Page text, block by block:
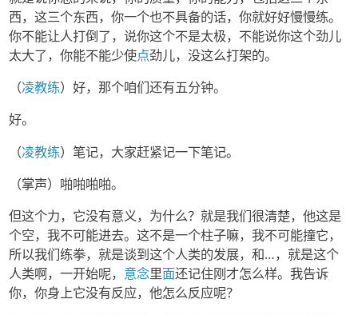
西，这三个东西，你一个也不具备的话，你就好好慢慢练。
你不能让人打倒了，说你这个不是太极，不能说你这个劲儿
太大了，你能不能少使点劲儿，没这么打架的。
（凌教练）好，那个咱们还有五分钟。
好。
（凌教练）笔记，大家赶紧记一下笔记。
（掌声）啪啪啪啪。
但这个力，它没有意义，为什么？就是我们很清楚，他这是
个空，我不可能进去。这不是一个柱子嘛，我不可能撞它，
所以我们练拳，就是谈到这个人类的发展，和…，就是这个
人类啊，一开始呢， 意念里面还记住刚才怎么样。我告诉
你，你身上它没有反应，他怎么反应呢？